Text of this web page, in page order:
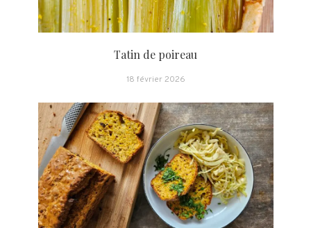
Tatin de poireau
18 février 2026